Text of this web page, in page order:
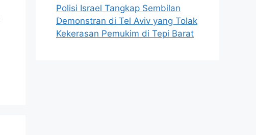
Polisi Israel Tangkap Sembilan
Demonstran di Tel Aviv yang Tolak
Kekerasan Pemukim di Tepi Barat